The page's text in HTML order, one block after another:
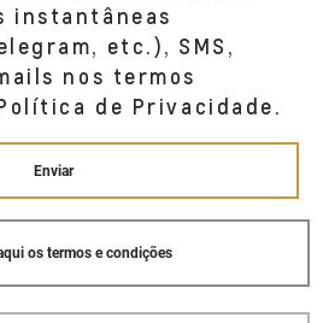
instantâneas
etc.), SMS,
nos termos
de Privacidade.
Enviar
os termos e condições